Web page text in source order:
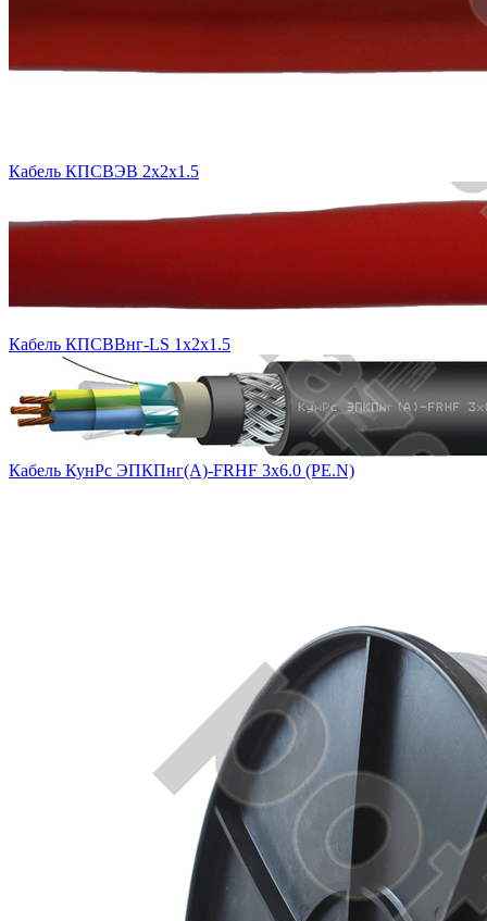
Кабель КПСВЭВ 2х2х1.5
Кабель КПСВВнг-LS 1х2х1.5
Кабель КунРс ЭПКПнг(А)-FRHF 3х6.0 (PE.N)